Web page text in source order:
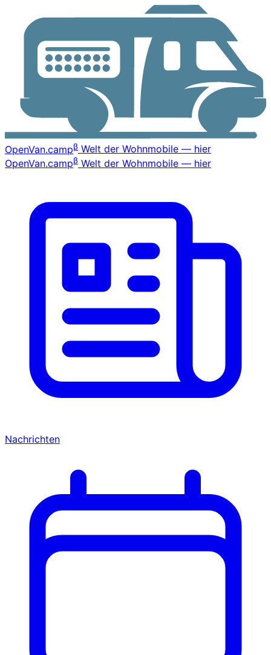
OpenVan.campβ Welt der Wohnmobile — hier
OpenVan.campβ Welt der Wohnmobile — hier
Nachrichten